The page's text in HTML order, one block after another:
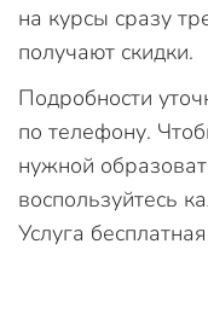
на курсы сразу
получают скидки.
Подробности
по телефону.
нужной
воспользуйтесь
Услуга